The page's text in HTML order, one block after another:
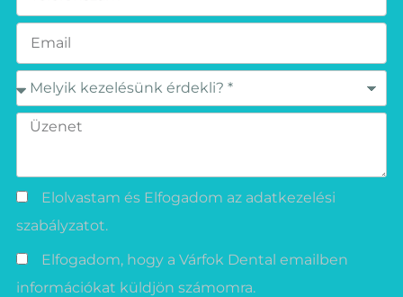
Elolvastam és Elfogadom az adatkezelési
szabályzatot.
Elfogadom, hogy a Várfok Dental emailben
információkat küldjön számomra.